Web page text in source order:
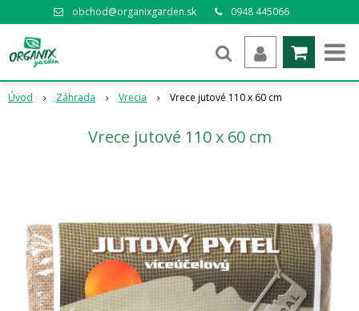
obchod@organixgarden.sk 0948 445066
Úvod Záhrada Vrecia Vrece jutové 110 x 60 cm
Vrece jutové 110 x 60 cm